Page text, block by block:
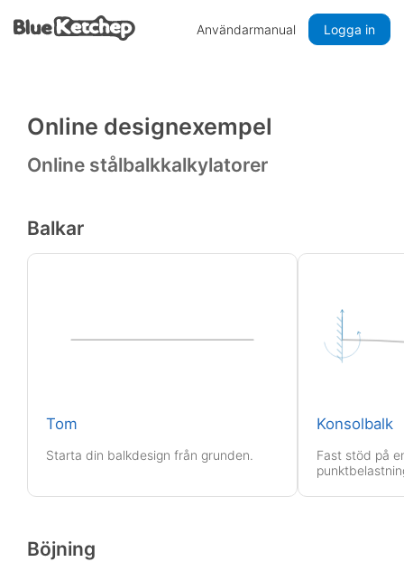
Användarmanual Logga in
Online designexempel
Online stålbalkkalkylatorer
Balkar
Tom
Starta din balkdesign från grunden.
Konsolbalk
Fast stöd på
Böjning